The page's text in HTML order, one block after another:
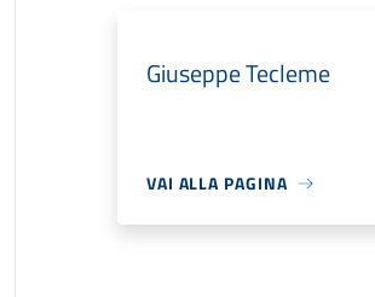
Giuseppe Tecleme
VAI ALLA PAGINA